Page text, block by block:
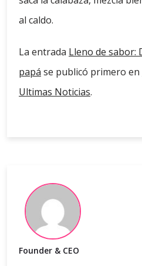
al caldo.
La entrada Lleno de sabor:
papá se publicó primero en
Ultimas Noticias.
Founder & CEO